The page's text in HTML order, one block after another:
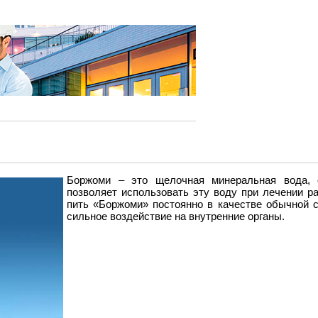
Боржоми – это щелочная минеральная
позволяет использовать эту воду при лечении
пить «Боржоми» постоянно в качестве обычной
сильное воздействие на внутренние органы.